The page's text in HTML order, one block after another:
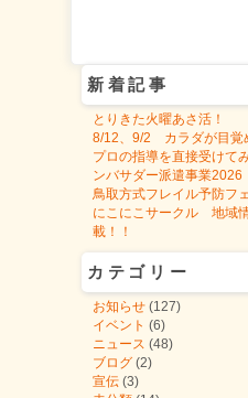
新着記事
とりきた火曜あさ活！
8/12、9/2 カラダが目覚
プロの指導を直接受けて
ンバサダー派遣事業2026
鳥取方式フレイル予防フ
にこにこサークル 地域
載！！
カテゴリー
お知らせ (127)
イベント (6)
ニュース (48)
ブログ (2)
宣伝 (3)